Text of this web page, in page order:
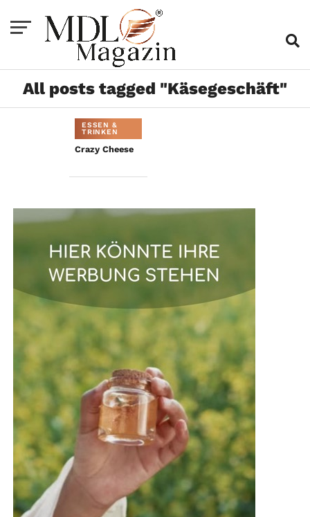
All posts tagged "Käsegeschäft"
ESSEN &
TRINKEN
Crazy Cheese